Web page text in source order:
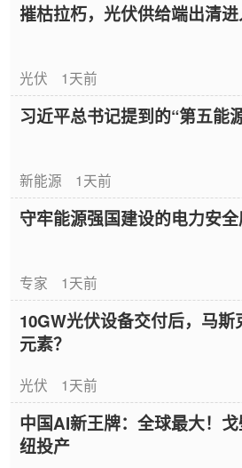
摧枯拉朽，光伏供给端出清
光伏 1天前
习近平总书记提到的“第五能
新能源 1天前
守牢能源强国建设的电力安
专家 1天前
10GW光伏设备交付后，马
元素？
光伏 1天前
中国AI新王牌：全球最大！
纽投产